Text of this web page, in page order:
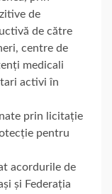
de
de către
centre de
medicali
activi în
prin licitație
pentru
acordurile de
și Federația